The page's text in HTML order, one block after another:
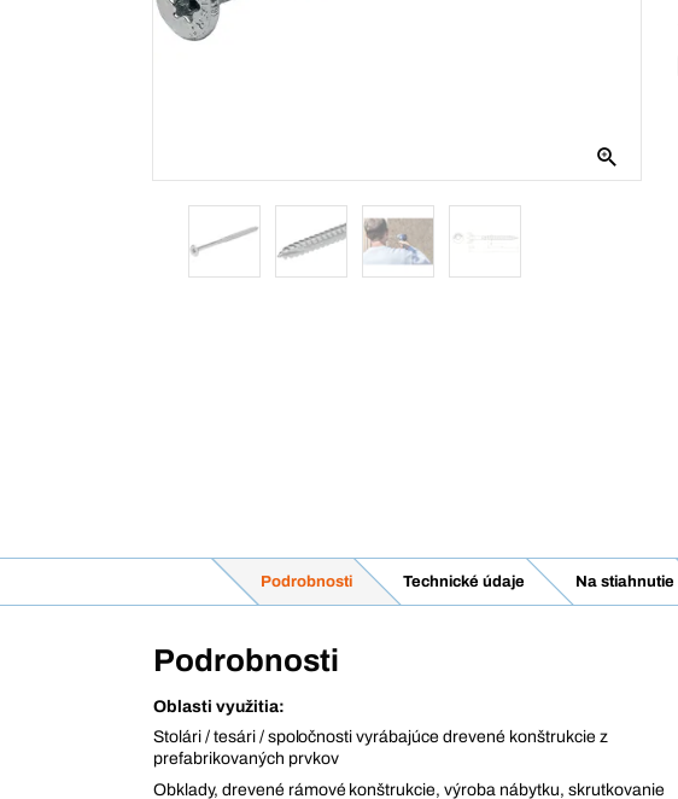
Podrobnosti Technické údaje Na stiahnutie
Podrobnosti
Oblasti využitia:
Stolári / tesári / spoločnosti vyrábajúce drevené konštrukcie z
prefabrikovaných prvkov
Obklady, drevené rámové konštrukcie, výroba nábytku, skrutkovanie